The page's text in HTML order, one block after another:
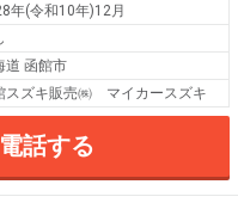
年(令和10年)12月
道 函館市
スズキ販売㈱ マイカースズキ
電話する